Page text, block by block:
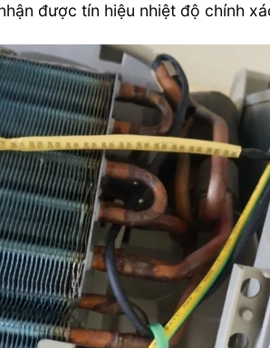
được tín hiệu nhiệt độ chính